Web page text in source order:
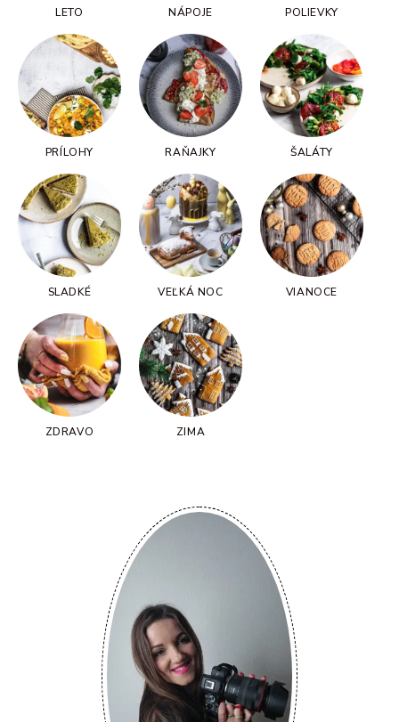
LETO NÁPOJE POLIEVKY
PRÍLOHY RAŇAJKY ŠALÁTY
SLADKÉ VEĽKÁ NOC VIANOCE
ZDRAVO ZIMA